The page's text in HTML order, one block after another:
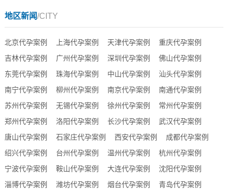
地区新闻/CITY
北京代孕案例 上海代孕案例 天津代孕案例
重庆代孕案例
吉林代孕案例
广州代孕案例 深圳代孕案例
佛山代孕案例
东莞代孕案例
珠海代孕案例 中山代孕案例
汕头代孕案例
南宁代孕案例
柳州代孕案例 南京代孕案例
南通代孕案例
苏州代孕案例
无锡代孕案例 徐州代孕案例
常州代孕案例
郑州代孕案例
洛阳代孕案例 长沙代孕案例
武汉代孕案例
唐山代孕案例
石家庄代孕案例 西安代孕案例
成都代孕案例
绍兴代孕案例
台州代孕案例 温州代孕案例
杭州代孕案例
宁波代孕案例
鞍山代孕案例 大连代孕案例
沈阳代孕案例
淄博代孕案例
潍坊代孕案例 烟台代孕案例
青岛代孕案例